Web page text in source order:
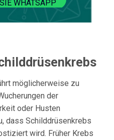
WHATSAPP
möglicherweise zu
der
oder Husten
dass Schilddrüsenkrebs
wird. Früher Krebs